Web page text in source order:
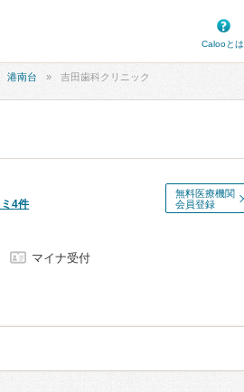
Calooとは
港南台 吉田歯科クリニック
無料医療機関
会員登録
4件
マイナ受付